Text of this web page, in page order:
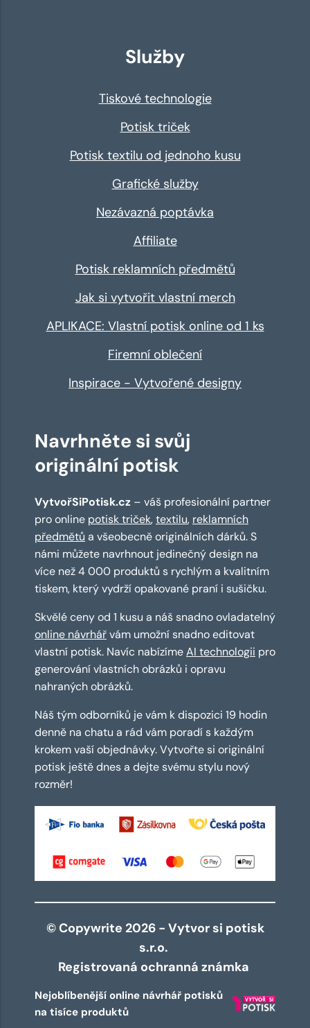
Služby
Tiskové technologie
Potisk triček
Potisk textilu od jednoho kusu
Grafické služby
Nezávazná poptávka
Affiliate
Potisk reklamních předmětů
Jak si vytvořit vlastní merch
APLIKACE: Vlastní potisk online od 1 ks
Firemní oblečení
Inspirace - Vytvořené designy
Navrhněte si svůj
originální potisk
VytvořSiPotisk.cz – váš profesionální partner
pro online potisk triček,textilu, reklamních
předmětů a všeobecně originálních dárků. S
námi můžete navrhnout jedinečný design na
více než 4 000 produktů s rychlým a kvalitním
tiskem, který vydrží opakované praní i sušičku.
Skvělé ceny od 1 kusu a náš snadno ovladatelný
online návrhářvám umožní snadno editovat
vlastní potisk. Navíc nabízímeAI technologii pro
generování vlastních obrázků i opravu
nahraných obrázků.
Náš tým odborníků je vám k dispozici 19 hodin
denně na chatu a rád vám poradí s každým
krokem vaší objednávky. Vytvořte si originální
potisk ještě dnes a dejte svému stylu nový
rozměr!
© Copywrite 2026 - Vytvor si potisk
s.r.o.
Registrovaná ochranná známka
Nejoblíbenější online návrhář potisků
na tisíce produktů